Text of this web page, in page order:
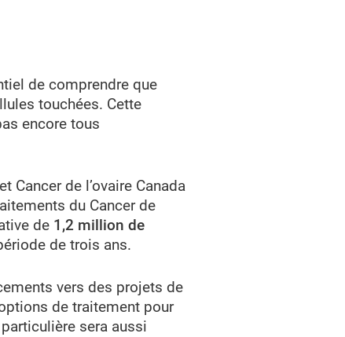
de comprendre que
touchées. Cette
encore tous
Cancer de l’ovaire Canada
du Cancer de
de 1,2 million de
de trois ans.
vers des projets de
de traitement pour
sera aussi